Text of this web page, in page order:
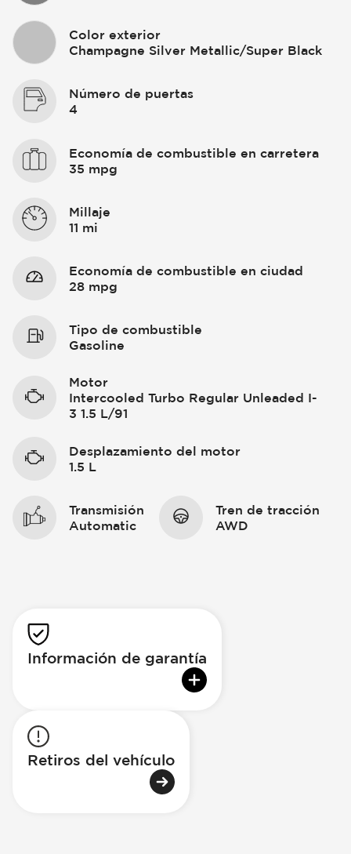
Color exterior
Champagne Silver Metallic/Super Black
Número de puertas
4
Economía de combustible en carretera
35 mpg
Millaje
11 mi
Economía de combustible en ciudad
28 mpg
Tipo de combustible
Gasoline
Motor
Intercooled Turbo Regular Unleaded I-
3 1.5 L/91
Desplazamiento del motor
1.5 L
Transmisión
Automatic
Tren de tracción
AWD
Información de garantía
Retiros del vehículo